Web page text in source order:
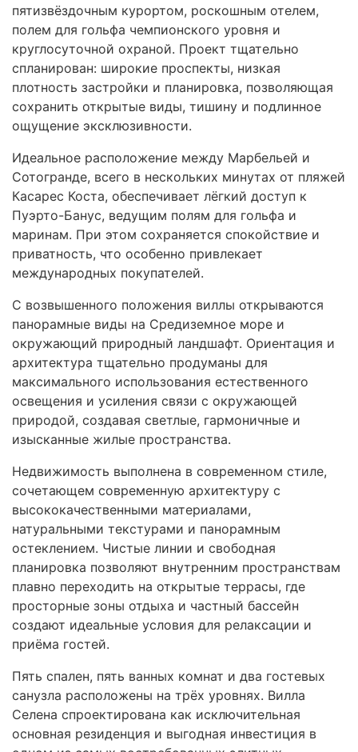
пятизвёздочным курортом, роскошным отелем,
полем для гольфа чемпионского уровня и
круглосуточной охраной. Проект тщательно
спланирован: широкие проспекты, низкая
плотность застройки и планировка, позволяющая
сохранить открытые виды, тишину и подлинное
ощущение эксклюзивности.
Идеальное расположение между Марбельей и
Сотогранде, всего в нескольких минутах от пляжей
Касарес Коста, обеспечивает лёгкий доступ к
Пуэрто-Банус, ведущим полям для гольфа и
маринам. При этом сохраняется спокойствие и
приватность, что особенно привлекает
международных покупателей.
С возвышенного положения виллы открываются
панорамные виды на Средиземное море и
окружающий природный ландшафт. Ориентация и
архитектура тщательно продуманы для
максимального использования естественного
освещения и усиления связи с окружающей
природой, создавая светлые, гармоничные и
изысканные жилые пространства.
Недвижимость выполнена в современном стиле,
сочетающем современную архитектуру с
высококачественными материалами,
натуральными текстурами и панорамным
остеклением. Чистые линии и свободная
планировка позволяют внутренним пространствам
плавно переходить на открытые террасы, где
просторные зоны отдыха и частный бассейн
создают идеальные условия для релаксации и
приёма гостей.
Пять спален, пять ванных комнат и два гостевых
санузла расположены на трёх уровнях. Вилла
Селена спроектирована как исключительная
основная резиденция и выгодная инвестиция в